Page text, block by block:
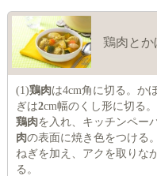
鶏肉とか
(1)鶏肉は4cm角に切る。か
ぎは2cm幅のくし形に切る
鶏肉を入れ、キッチンペー
肉の表面に焼き色をつける
ねぎを加え、アクを取りな
る。